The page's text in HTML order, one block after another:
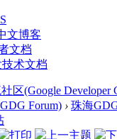
文博客
文档
术文档
区(Google Developer
Forum) › 珠海